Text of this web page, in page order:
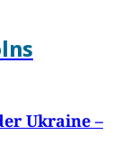
Ukraine –